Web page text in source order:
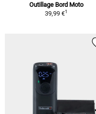
Outillage Bord Moto
39,99 €1